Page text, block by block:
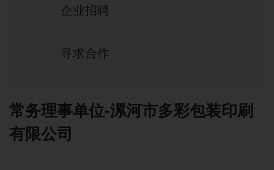
企业招聘
寻求合作
常务理事单位-漯河市多彩包装印刷
有限公司